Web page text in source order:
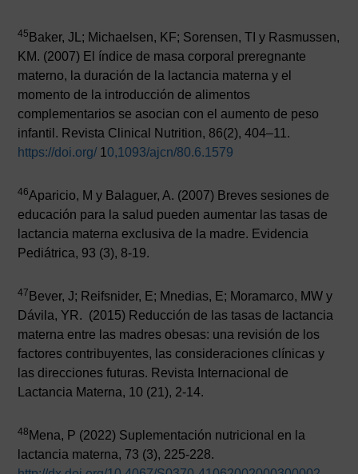
45 Baker, JL; Michaelsen, KF; Sorensen, TI y Rasmussen,
KM. (2007) El índice de masa corporal preregnante
materno, la duración de la lactancia materna y el
momento de la introducción de alimentos
complementarios se asocian con el aumento de peso
infantil. Revista Clinical Nutrition, 86(2), 404–11.
https://doi.org/ 10,1093/ajcn/80.6.1579
46Aparicio, M y Balaguer, A. (2007) Breves sesiones de
educación para la salud pueden aumentar las tasas de
lactancia materna exclusiva de la madre. Evidencia
Pediátrica, 93 (3), 8-19.
47 Bever, J; Reifsnider, E; Mnedias, E; Moramarco, MW y
Dávila, YR. (2015) Reducción de las tasas de lactancia
materna entre las madres obesas: una revisión de los
factores contribuyentes, las consideraciones clínicas y
las direcciones futuras. Revista Internacional de
Lactancia Materna, 10 (21), 2-14.
48 Mena, P (2022) Suplementación nutricional en la
lactancia materna, 73 (3), 225-228.
AVISO LEGAL
CONDICIONES DE CONTRATACIÓN